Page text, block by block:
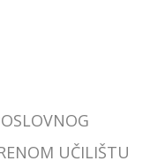
UČILIŠTU